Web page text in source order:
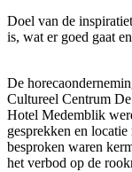
Doel van de
is, wat er goed gaat
De
Cultureel Centrum
Hotel Medemblik
gesprekken en
besproken waren
het verbod op de